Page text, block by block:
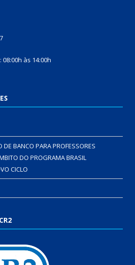
às 14:00h
DE BANCO PARA PROFESSORES
DO PROGRAMA BRASIL
CICLO